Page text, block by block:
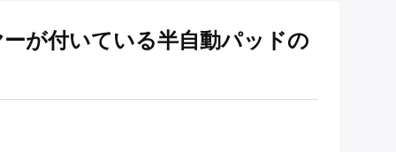
が付いている半自動パッドの